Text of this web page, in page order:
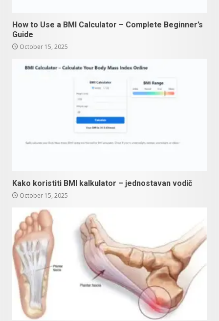
How to Use a BMI Calculator – Complete Beginner’s
Guide
October 15, 2025
Kako koristiti BMI kalkulator – jednostavan vodič
October 15, 2025